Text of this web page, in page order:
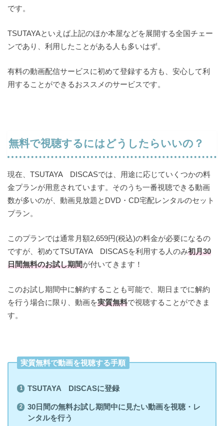
です。
TSUTAYAといえば上記のほか本屋などを展開する全国チェー
ンであり、利用したことがある人も多いはず。
有料の動画配信サービスに初めて登録する方も、安心して利
用することができるおススメのサービスです。
無料で視聴するにはどうしたらいいの？
現在、TSUTAYA DISCASでは、用途に応じていくつかの料
金プランが用意されています。そのうち一番視聴できる動画
数が多いのが、動画見放題とDVD・CD宅配レンタルのセット
プラン。
このプランでは通常月額2,659円(税込)の料金が必要になるの
ですが、初めてTSUTAYA DISCASを利用する人のみ初月30
日間無料のお試し期間が付いてきます！
このお試し期間中に解約することも可能で、期日までに解約
を行う場合に限り、動画を実質無料で視聴することができま
す。
実質無料で動画を視聴する手順
TSUTAYA DISCASに登録
30日間の無料お試し期間中に見たい動画を視聴・レ
ンタルを行う